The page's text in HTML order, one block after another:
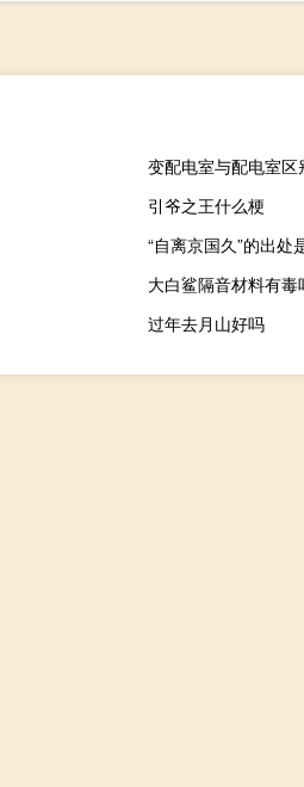
变配电室与配电室区
引爷之王什么梗
“自离京国久”的出处
大白鲨隔音材料有毒
过年去月山好吗